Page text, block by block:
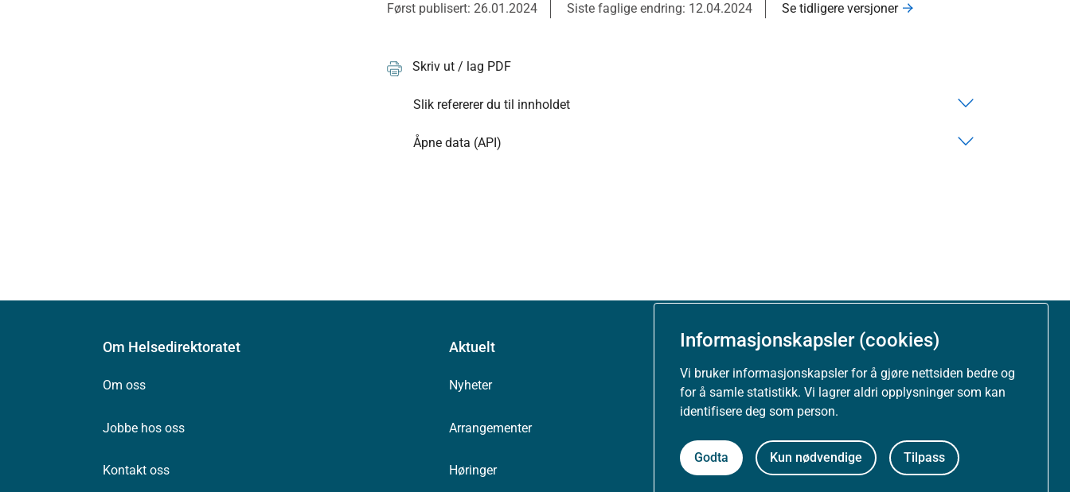
Informasjonskapsler (cookies)
Vi bruker informasjonskapsler for å gjøre nettsiden bedre og
for å samle statistikk. Vi lagrer aldri opplysninger som kan
identifisere deg som person.
Godta Kun nødvendige Tilpass
Først publisert: 26.01.2024 Siste faglige endring: 12.04.2024 Se tidligere versjoner
Skriv ut / lag PDF
Slik refererer du til innholdet
Åpne data (API)
Om Helsedirektoratet
Om oss
Jobbe hos oss
Kontakt oss
Aktuelt
Nyheter
Arrangementer
Høringer
Om nettstedet
Personvernerklæring
Besøksstatistikk og informasjonskapsler